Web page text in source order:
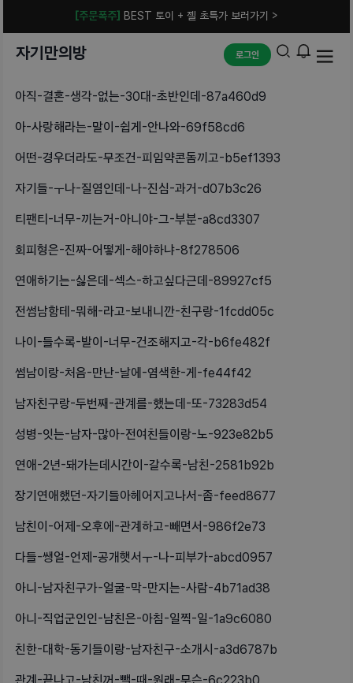
[주문폭주] BEST 토이 + 젤 초특가 보러가기 >
자기만의방 로그인
아직-결혼-생각-없는-30대-초반인데-87a460d9
아-사랑해라는-말이-쉽게-안나와-69f58cd6
어떤-경우더라도-무조건-피임약콘돔끼고-b5ef1393
자기들-ㅜ나-질염인데-나-진심-과거-d07b3c26
티팬티-너무-끼는거-아니야-그-부분-a8cd3307
회피형은-진짜-어떻게-해야하냐-8f278506
연애하기는-싫은데-섹스-하고싶다근데-89927cf5
전썸남함테-뭐해-라고-보내니깐-친구랑-1fcdd05c
나이-들수록-발이-너무-건조해지고-각-b6fe482f
썸남이랑-처음-만난-날에-염색한-게-fe44f42
남자친구랑-두번째-관계를-했는데-또-73283d54
성병-잇는-남자-많아-전여친들이랑-노-923e82b5
연애-2년-돼가는데시간이-갈수록-남친-2581b92b
장기연애했던-자기들아헤어지고나서-좀-feed8677
남친이-어제-오후에-관계하고-빼면서-986f2e73
다들-쌩얼-언제-공개햇서ㅜ-나-피부가-abcd0957
아니-남자친구가-얼굴-막-만지는-사람-4b71ad38
아니-직업군인인-남친은-아침-일찍-일-1a9c6080
친한-대학-동기들이랑-남자친구-소개시-a3d6787b